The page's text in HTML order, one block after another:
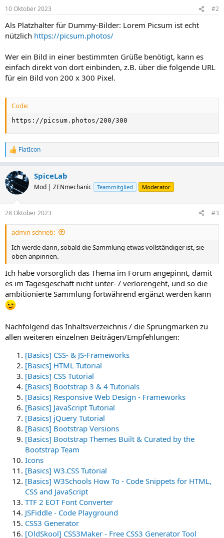
n
e
n
:
10 Oktober 2023 #2
Als Platzhalter für Dummy-Bilder: Lorem Picsum ist echt
nützlich https://picsum.photos/
Wer ein Bild in einer bestimmten Grüße benötigt, kann es
einfach direkt von dort einbinden, z.B. über die folgende URL
für ein Bild von 200 x 300 Pixel.
Code:
https://picsum.photos/200/300
R
e
k
t
i
n
e
n
FlatIcon
SpiceLab
Mod | ZENmechanic Teammitglied Moderator
28 Oktober 2023 #3
admin schrieb:
Ich werde dann, sobald die Sammlung etwas vollständiger ist, sie
oben anpinnen.
Ich habe vorsorglich das Thema im Forum angepinnt, damit
es im Tagesgeschäft nicht unter- / verlorengeht, und so die
ambitionierte Sammlung fortwährend ergänzt werden kann
Nachfolgend das Inhaltsverzeichnis / die Sprungmarken zu
allen weiteren einzelnen Beiträgen/Empfehlungen:
[Basics] CSS- & JS-Frameworks
[Basics] HTML Tutorial
[Basics] CSS Tutorial
[Basics] Bootstrap 3 & 4 Tutorials
[Basics] Responsive Web Design - Frameworks
[Basics] JavaScript Tutorial
[Basics] jQuery Tutorial
[Basics] Bootstrap Versions
[Basics] Bootstrap Themes Built & Curated by the
Bootstrap Team
Icons
[Basics] W3.CSS Tutorial
[Basics] W3Schools How To - Code Snippets for HTML,
CSS and JavaScript
TTF 2 EOT Font Converter
JSFiddle - Code Playground
CSS3 Generator
[OldSkool] CSS3Maker - Free CSS3 Generator Tool